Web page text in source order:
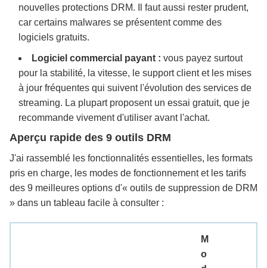
nouvelles protections DRM. Il faut aussi rester prudent,
car certains malwares se présentent comme des
logiciels gratuits.
Logiciel commercial payant : vous payez surtout
pour la stabilité, la vitesse, le support client et les mises
à jour fréquentes qui suivent l'évolution des services de
streaming. La plupart proposent un essai gratuit, que je
recommande vivement d'utiliser avant l'achat.
Aperçu rapide des 9 outils DRM
J'ai rassemblé les fonctionnalités essentielles, les formats
pris en charge, les modes de fonctionnement et les tarifs
des 9 meilleures options d'« outils de suppression de DRM
» dans un tableau facile à consulter :
M
o